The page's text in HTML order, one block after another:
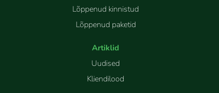
Lõppenud kinnistud
Lõppenud paketid
Artiklid
Uudised
Kliendilood